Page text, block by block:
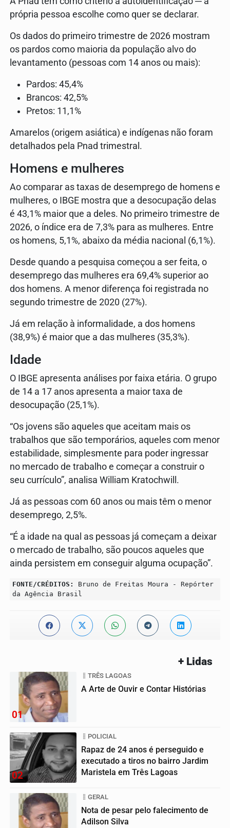
própria pessoa escolhe como quer se declarar.
Os dados do primeiro trimestre de 2026 mostram
os pardos como maioria da população alvo do
levantamento (pessoas com 14 anos ou mais):
Pardos: 45,4%
Brancos: 42,5%
Pretos: 11,1%
Amarelos (origem asiática) e indígenas não foram
detalhados pela Pnad trimestral.
Homens e mulheres
Ao comparar as taxas de desemprego de homens e
mulheres, o IBGE mostra que a desocupação delas
é 43,1% maior que a deles. No primeiro trimestre de
2026, o índice era de 7,3% para as mulheres. Entre
os homens, 5,1%, abaixo da média nacional (6,1%).
Desde quando a pesquisa começou a ser feita, o
desemprego das mulheres era 69,4% superior ao
dos homens. A menor diferença foi registrada no
segundo trimestre de 2020 (27%).
Já em relação à informalidade, a dos homens
(38,9%) é maior que a das mulheres (35,3%).
Idade
O IBGE apresenta análises por faixa etária. O grupo
de 14 a 17 anos apresenta a maior taxa de
desocupação (25,1%).
“Os jovens são aqueles que aceitam mais os
trabalhos que são temporários, aqueles com menor
estabilidade, simplesmente para poder ingressar
no mercado de trabalho e começar a construir o
seu currículo”, analisa William Kratochwill.
Já as pessoas com 60 anos ou mais têm o menor
desemprego, 2,5%.
“É a idade na qual as pessoas já começam a deixar
o mercado de trabalho, são poucos aqueles que
ainda persistem em conseguir alguma ocupação”.
FONTE/CRÉDITOS:
Bruno de Freitas Moura - Repórter
da Agência Brasil
+ Lidas
01
TRÊS LAGOAS
A Arte de Ouvir e Contar Histórias
02
POLICIAL
Rapaz de 24 anos é perseguido e
executado a tiros no bairro Jardim
Maristela em Três Lagoas
GERAL
Nota de pesar pelo falecimento de
Adilson Silva